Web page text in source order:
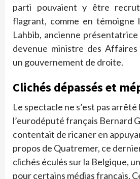
parti pouvaient y être
flagrant, comme en témoigne
Lahbib, ancienne
devenue ministre des
un gouvernement de droite.
Clichés dépassés et
Le spectacle ne s’est pas arrêté
l’eurodéputé français Bernard
contentait de ricaner en
propos de Quatremer, ce
clichés éculés sur la Belgique,
pour certains médias français.